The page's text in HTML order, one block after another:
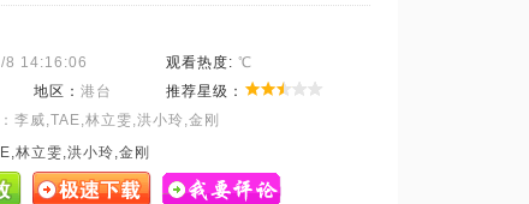
8 14:16:06 观看热度: ℃
地区： 港台
推荐星级：
：李威,TAE,林立雯,洪小玲,金刚
林立雯,洪小玲,金刚